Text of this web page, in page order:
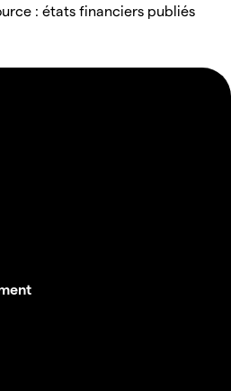
: états financiers publiés